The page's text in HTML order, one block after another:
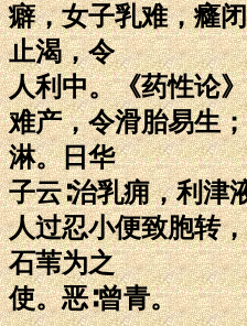
癖，女子乳难，癃
止渴，令
人利中。《药性论
难产，令滑胎易生
淋。日华
子云∶治乳痈，利津
人过忍小便致胞转
石苇为之
使。恶∶曾青。